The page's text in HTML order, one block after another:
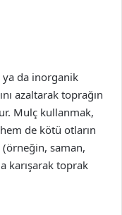
da inorganik
azaltarak toprağın
Mulç kullanmak,
de kötü otların
saman,
karışarak toprak